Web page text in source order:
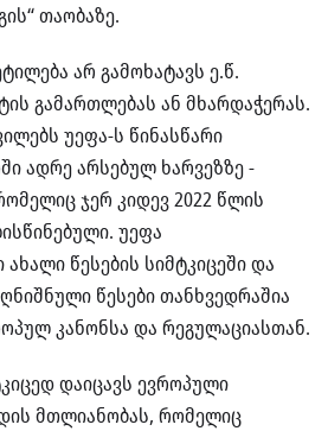
თაობაზე.
არ გამოხატავს ე.წ.
გამართლებას ან მხარდაჭერას.
უეფა-ს წინასწარი
ადრე არსებულ ხარვეზზე -
ჯერ კიდევ 2022 წლის
უეფა
წესების სიმტკიცეში და
წესები თანხვედრაშია
კანონსა და რეგულაციასთან.
დაიცავს ევროპული
მთლიანობას, რომელიც